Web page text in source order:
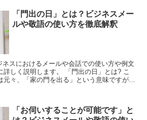
「門出の日」とは？ビジネスメー
ルや敬語の使い方を徹底解釈
ネスにおけるメールや会話での使い方や例文
詳しく説明します。 「門出の日」とは? こ
元々、「家の門を出る」という意味ですが、
「お伺いすることが可能です」と